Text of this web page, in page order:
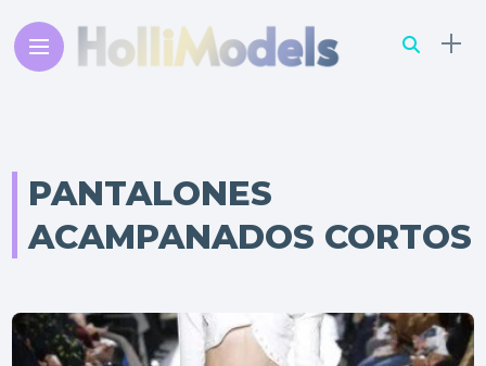
PANTALONES
ACAMPANADOS CORTOS